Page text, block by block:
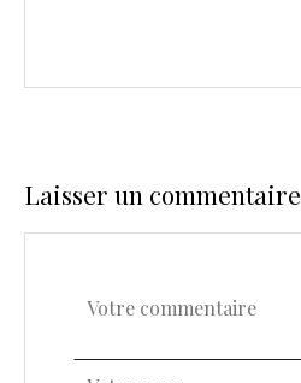
Laisser un commentaire